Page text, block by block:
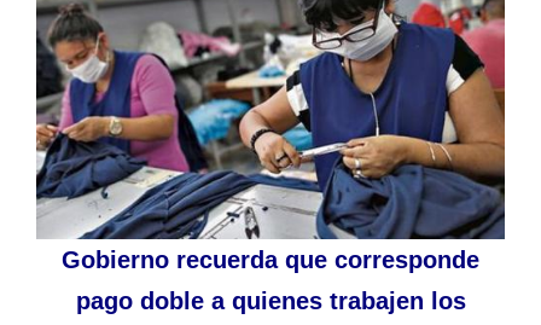
Gobierno recuerda que corresponde
pago doble a quienes trabajen los